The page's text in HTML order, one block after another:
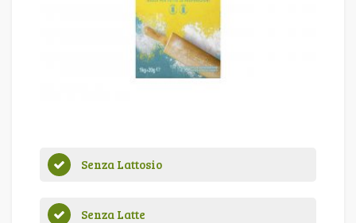
Senza Lattosio
Senza Latte